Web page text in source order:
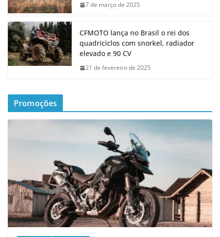
7 de março de 2025
CFMOTO lança no Brasil o rei dos
quadriciclos com snorkel, radiador
elevado e 90 CV
21 de fevereiro de 2025
Promoções